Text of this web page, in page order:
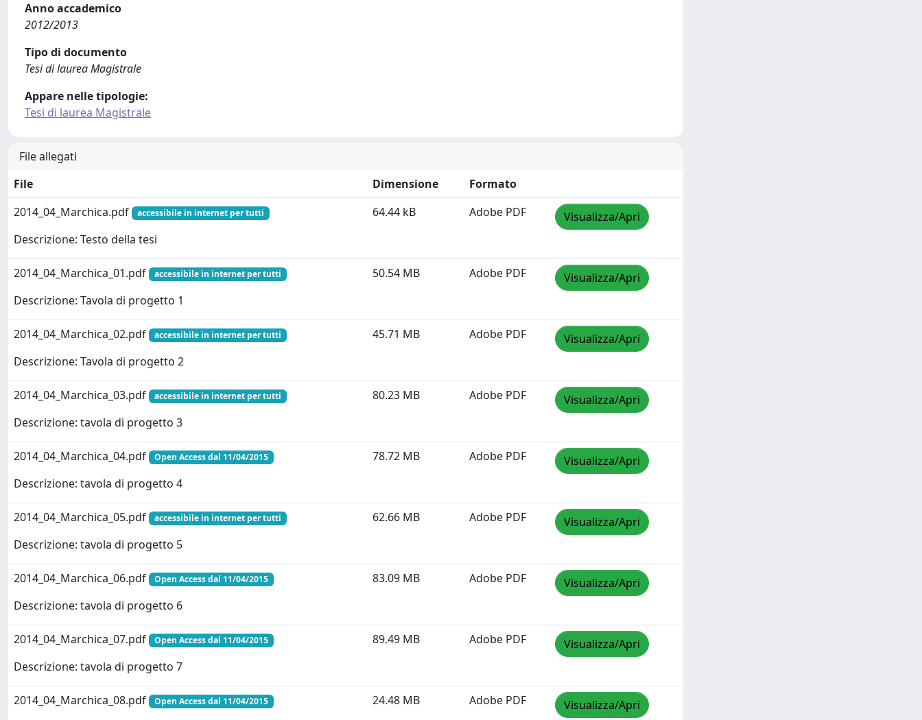
Anno accademico
2012/2013
Tipo di documento
Tesi di laurea Magistrale
Appare nelle tipologie:
Tesi di laurea Magistrale
File allegati
File
Dimensione
Formato
2014_04_Marchica.pdf
accessibile in internet per tutti
Descrizione: Testo della tesi
64.44 kB Adobe PDF Visualizza/Apri
2014_04_Marchica_01.pdf accessibile in internet per tutti
Descrizione: Tavola di progetto 1
50.54 MB Adobe PDF Visualizza/Apri
2014_04_Marchica_02.pdf accessibile in internet per tutti
Descrizione: Tavola di progetto 2
45.71 MB Adobe PDF Visualizza/Apri
2014_04_Marchica_03.pdf accessibile in internet per tutti
Descrizione: tavola di progetto 3
80.23 MB Adobe PDF Visualizza/Apri
2014_04_Marchica_04.pdf Open Access dal 11/04/2015
Descrizione: tavola di progetto 4
78.72 MB Adobe PDF Visualizza/Apri
2014_04_Marchica_05.pdf accessibile in internet per tutti
Descrizione: tavola di progetto 5
62.66 MB Adobe PDF Visualizza/Apri
2014_04_Marchica_06.pdf Open Access dal 11/04/2015
Descrizione: tavola di progetto 6
83.09 MB Adobe PDF Visualizza/Apri
2014_04_Marchica_07.pdf Open Access dal 11/04/2015
Descrizione: tavola di progetto 7
89.49 MB Adobe PDF Visualizza/Apri
2014_04_Marchica_08.pdf Open Access dal 11/04/2015 24.48 MB Adobe PDF Visualizza/Apri